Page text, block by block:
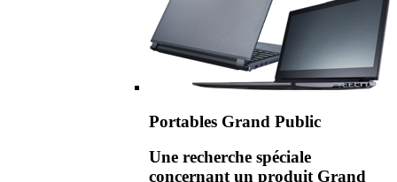
Portables Grand Public
Une recherche spéciale
concernant un produit Grand